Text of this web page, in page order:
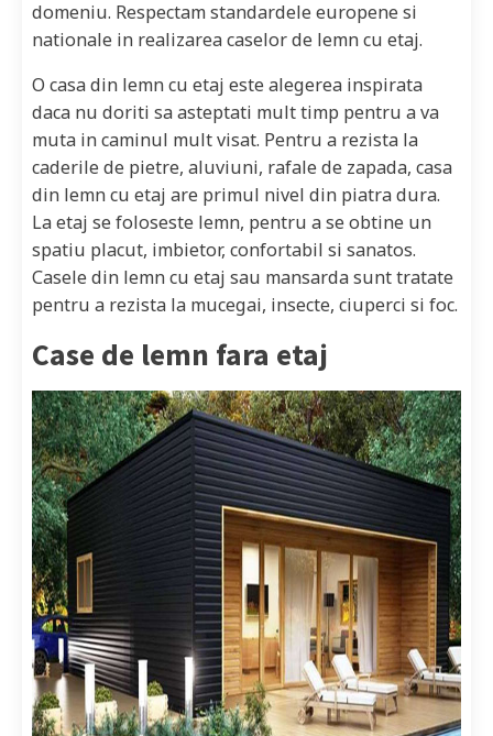
domeniu. Respectam standardele europene si
nationale in realizarea caselor de lemn cu etaj.
O casa din lemn cu etaj este alegerea inspirata
daca nu doriti sa asteptati mult timp pentru a va
muta in caminul mult visat. Pentru a rezista la
caderile de pietre, aluviuni, rafale de zapada, casa
din lemn cu etaj are primul nivel din piatra dura.
La etaj se foloseste lemn, pentru a se obtine un
spatiu placut, imbietor, confortabil si sanatos.
Casele din lemn cu etaj sau mansarda sunt tratate
pentru a rezista la mucegai, insecte, ciuperci si foc.
Case de lemn fara etaj